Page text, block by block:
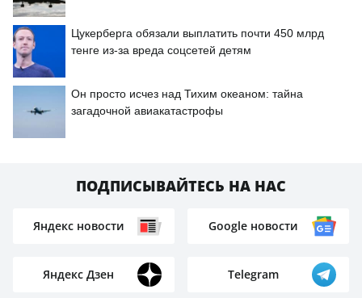
Цукерберга обязали выплатить почти 450 млрд
тенге из-за вреда соцсетей детям
Он просто исчез над Тихим океаном: тайна
загадочной авиакатастрофы
ПОДПИСЫВАЙТЕСЬ НА НАС
Яндекс новости Google новости
Яндекс Дзен Telegram